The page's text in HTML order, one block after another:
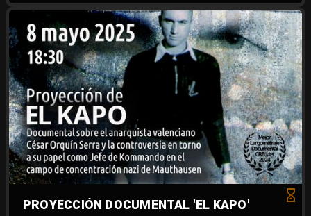
PROYECCIÓN DOCUMENTAL 'EL KAPO'